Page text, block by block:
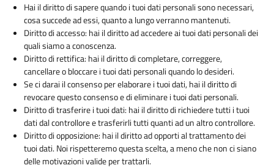
Hai il diritto di sapere quando i tuoi dati personali sono necessari,
cosa succede ad essi, quanto a lungo verranno mantenuti.
Diritto di accesso: hai il diritto ad accedere ai tuoi dati personali dei
quali siamo a conoscenza.
Diritto di rettifica: hai il diritto di completare, correggere,
cancellare o bloccare i tuoi dati personali quando lo desideri.
Se ci darai il consenso per elaborare i tuoi dati, hai il diritto di
revocare questo consenso e di eliminare i tuoi dati personali.
Diritto di trasferire i tuoi dati: hai il diritto di richiedere tutti i tuoi
dati dal controllore e trasferirli tutti quanti ad un altro controllore.
Diritto di opposizione: hai il diritto ad opporti al trattamento dei
tuoi dati. Noi rispetteremo questa scelta, a meno che non ci siano
delle motivazioni valide per trattarli.